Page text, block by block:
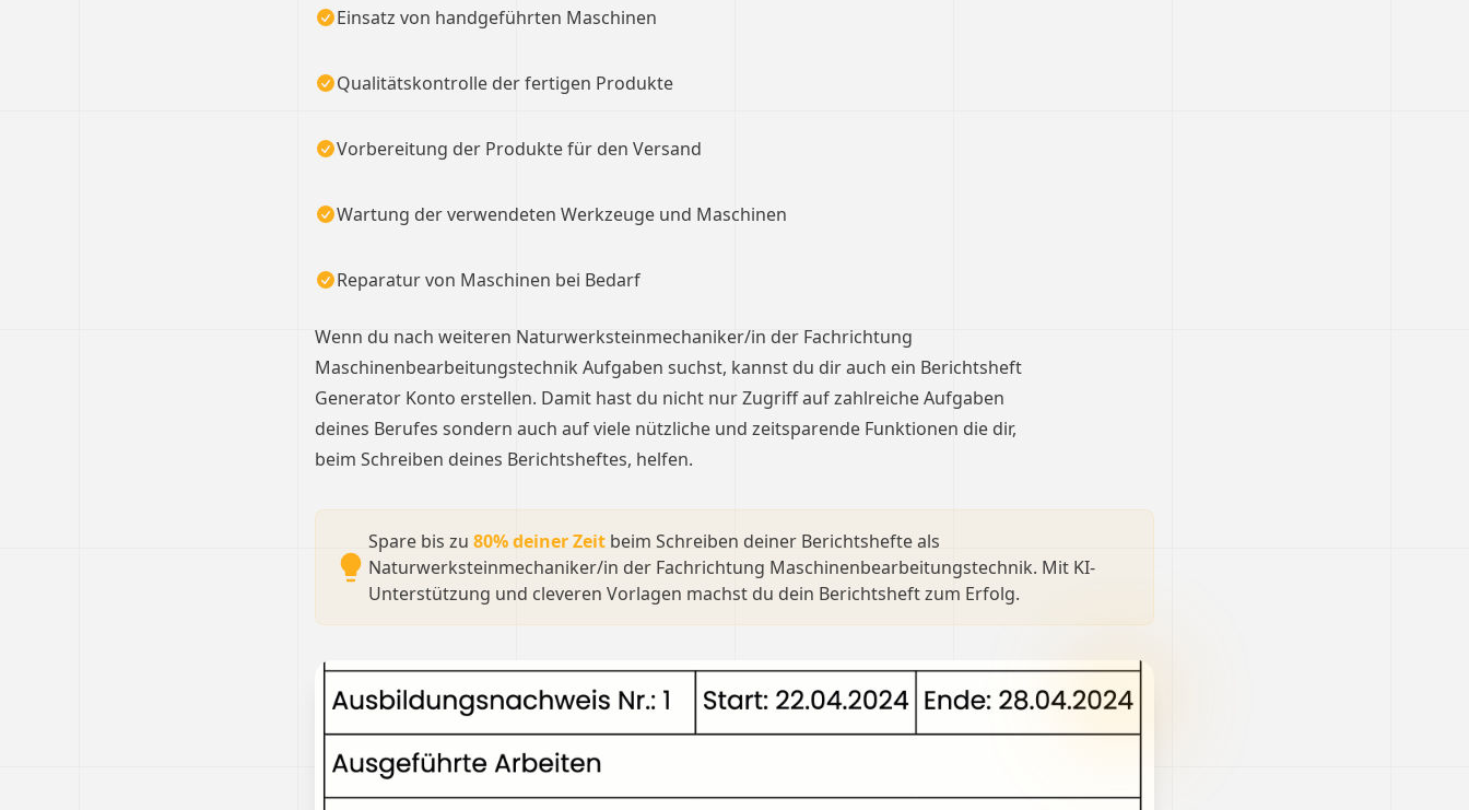
Einsatz von handgeführten Maschinen
Qualitätskontrolle der fertigen Produkte
Vorbereitung der Produkte für den Versand
Wartung der verwendeten Werkzeuge und Maschinen
Reparatur von Maschinen bei Bedarf
Wenn du nach weiteren Naturwerksteinmechaniker/in der Fachrichtung
Maschinenbearbeitungstechnik Aufgaben suchst, kannst du dir auch ein Berichtsheft
Generator Konto erstellen. Damit hast du nicht nur Zugriff auf zahlreiche Aufgaben
deines Berufes sondern auch auf viele nützliche und zeitsparende Funktionen die dir,
beim Schreiben deines Berichtsheftes, helfen.
Spare bis zu 80% deiner Zeit beim Schreiben deiner Berichtshefte als
Naturwerksteinmechaniker/in der Fachrichtung Maschinenbearbeitungstechnik. Mit KI-
Unterstützung und cleveren Vorlagen machst du dein Berichtsheft zum Erfolg.